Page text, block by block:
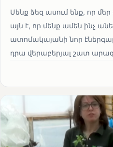
Մենք ձեզ ասում ենք, որ մեր
այն է, որ մենք ամեն ինչ
ատոմակայանի նոր
դրա վերաբերյալ շատ